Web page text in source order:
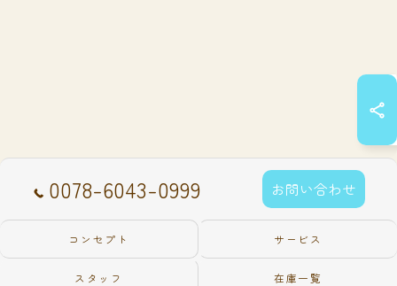
0078-6043-0999 お問い合わせ
コンセプト サービス
スタッフ 在庫一覧